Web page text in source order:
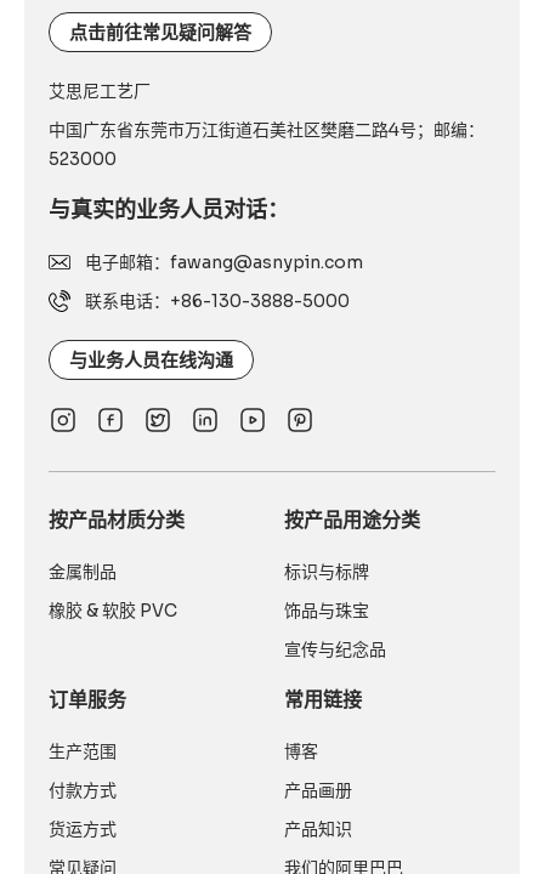
点击前往常见疑问解答
艾思尼工艺厂
中国广东省东莞市万江街道石美社区樊磨二路4号；邮编：
523000
与真实的业务人员对话：
电子邮箱：fawang@asnypin.com
联系电话：+86-130-3888-5000
与业务人员在线沟通
按产品材质分类
金属制品
橡胶 & 软胶 PVC
订单服务
生产范围
付款方式
货运方式
常见疑问
按产品用途分类
标识与标牌
饰品与珠宝
宣传与纪念品
常用链接
博客
产品画册
产品知识
我们的阿里巴巴